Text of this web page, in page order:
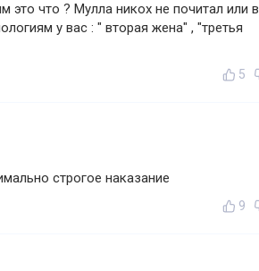
что ? Мулла никох не почитал или в
у вас : " вторая жена" , "третья
5
строгое наказание
9